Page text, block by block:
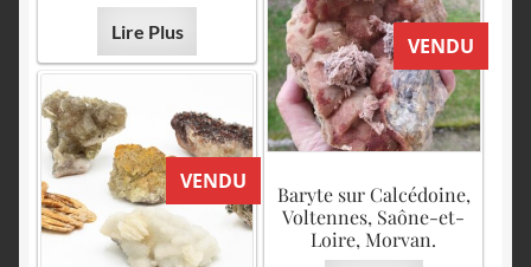
Lire Plus
VENDU
Baryte sur Calcédoine,
Voltennes, Saône-et-
Loire, Morvan.
VENDU